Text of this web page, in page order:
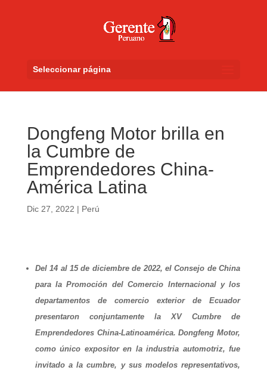
Seleccionar página
Dongfeng Motor brilla en
la Cumbre de
Emprendedores China-
América Latina
Dic 27, 2022 | Perú
Del 14 al 15 de diciembre de 2022, el Consejo de China
para la Promoción del Comercio Internacional y los
departamentos de comercio exterior de Ecuador
presentaron conjuntamente la XV Cumbre de
Emprendedores China-Latinoamérica. Dongfeng Motor,
como único expositor en la industria automotriz, fue
invitado a la cumbre, y sus modelos representativos,